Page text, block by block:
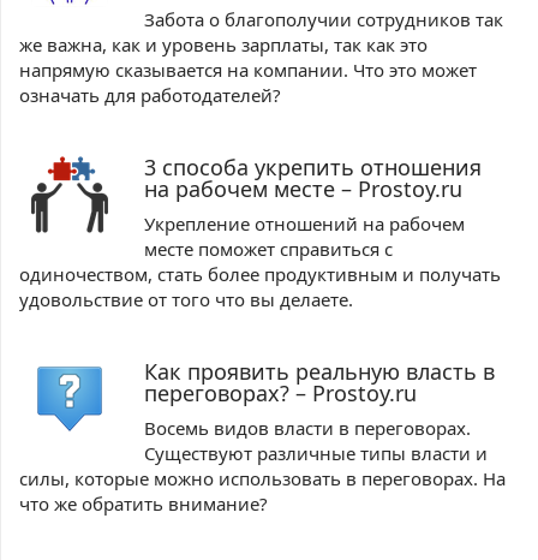
Забота о благополучии сотрудников так
же важна, как и уровень зарплаты, так как это
напрямую сказывается на компании. Что это может
означать для работодателей?
3 способа укрепить отношения
на рабочем месте – Prostoy.ru
Укрепление отношений на рабочем
месте поможет справиться с
одиночеством, стать более продуктивным и получать
удовольствие от того что вы делаете.
Как проявить реальную власть в
переговорах? – Prostoy.ru
Восемь видов власти в переговорах.
Существуют различные типы власти и
силы, которые можно использовать в переговорах. На
что же обратить внимание?